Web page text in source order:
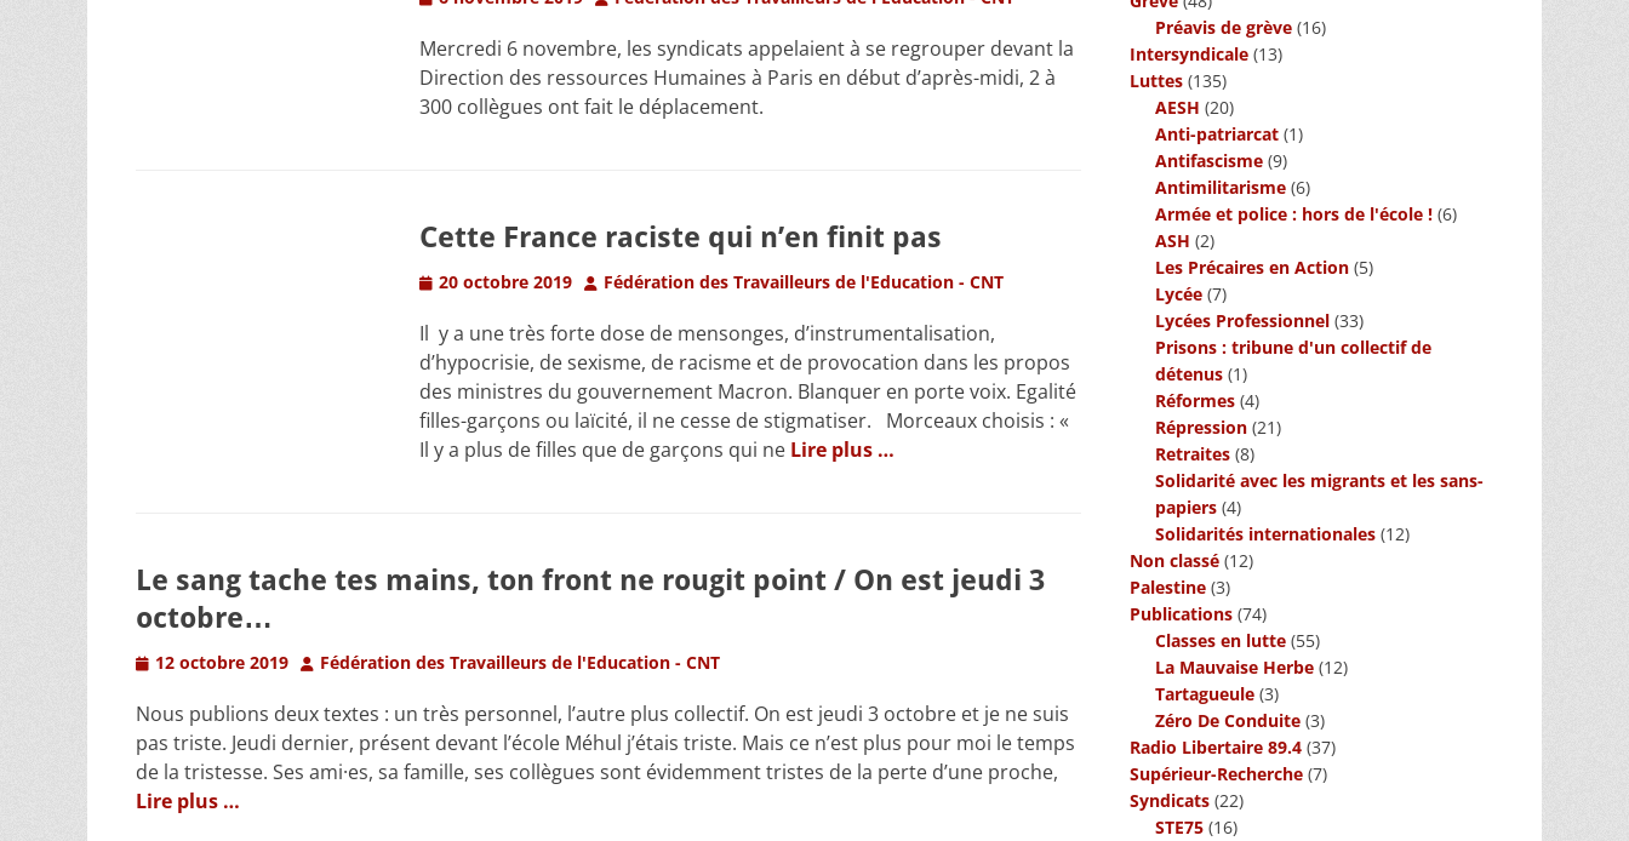
Mercredi 6 novembre, les syndicats appelaient à se regrouper devant la
Direction des ressources Humaines à Paris en début d’après-midi, 2 à
300 collègues ont fait le déplacement.
Cette France raciste qui n’en finit pas
Posted
20 octobre 2019 Author
Fédération des Travailleurs de l'Education - CNT
Il y a une très forte dose de mensonges, d’instrumentalisation,
d’hypocrisie, de sexisme, de racisme et de provocation dans les propos
des ministres du gouvernement Macron. Blanquer en porte voix. Egalité
filles-garçons ou laïcité, il ne cesse de stigmatiser. Morceaux choisis : «
Il y a plus de filles que de garçons qui ne Lire plus …
Le sang tache tes mains, ton front ne rougit point / On est jeudi 3
octobre…
Posted
12 octobre 2019 Author
Fédération des Travailleurs de l'Education - CNT
Nous publions deux textes : un très personnel, l’autre plus collectif. On est jeudi 3 octobre et je ne suis
pas triste. Jeudi dernier, présent devant l’école Méhul j’étais triste. Mais ce n’est plus pour moi le temps
de la tristesse. Ses ami·es, sa famille, ses collègues sont évidemment tristes de la perte d’une proche,
Lire plus …
Préavis de grève (16)
Intersyndicale (13)
Luttes (135)
AESH (20)
Anti-patriarcat (1)
Antifascisme (9)
Antimilitarisme (6)
Armée et police : hors de l'école ! (6)
ASH (2)
Les Précaires en Action (5)
Lycée (7)
Lycées Professionnel (33)
Prisons : tribune d'un collectif de
détenus (1)
Réformes (4)
Répression (21)
Retraites (8)
Solidarité avec les migrants et les sans-
papiers (4)
Solidarités internationales (12)
Non classé (12)
Palestine (3)
Publications (74)
Classes en lutte (55)
La Mauvaise Herbe (12)
Tartagueule (3)
Zéro De Conduite (3)
Radio Libertaire 89.4 (37)
Supérieur-Recherche (7)
Syndicats (22)
STE75 (16)